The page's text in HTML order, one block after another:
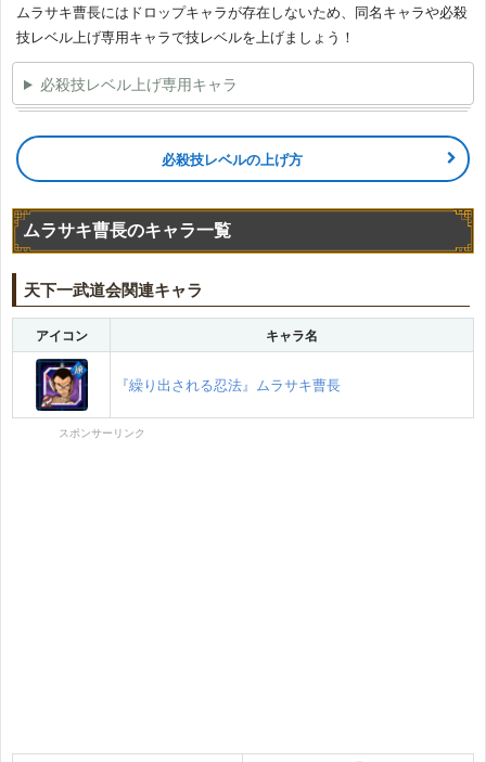
ムラサキ曹長にはドロップキャラが存在しないため、同名キャラや必殺
技レベル上げ専用キャラで技レベルを上げましょう！
必殺技レベル上げ専用キャラ
必殺技レベルの上げ方
ムラサキ曹長のキャラ一覧
天下一武道会関連キャラ
アイコン キャラ名
『繰り出される忍法』ムラサキ曹長
スポンサーリンク